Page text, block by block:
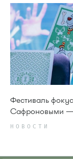
Фестиваль
Сафроновыми —
НОВОСТИ